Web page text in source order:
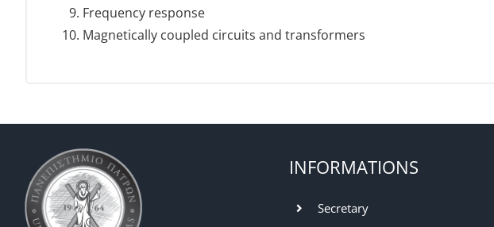
Frequency response
Magnetically coupled circuits and transformers
INFORMATIONS
Secretary